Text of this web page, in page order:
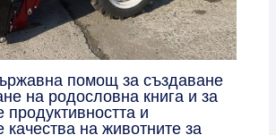
помощ за създаване
на родословна книга и за
и
качества на животните за